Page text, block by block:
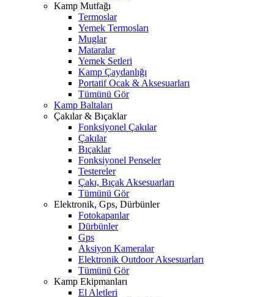
Kamp Mutfağı
Termoslar
Yemek Termosları
Muglar
Mataralar
Yemek Setleri
Kamp Çaydanlığı
Portatif Ocak & Aksesuarları
Tümünü Gör
Kamp Baltaları
Çakılar & Bıçaklar
Fonksiyonel Çakılar
Çakılar
Bıçaklar
Fonksiyonel Penseler
Testereler
Çakı, Bıçak Aksesuarları
Tümünü Gör
Elektronik, Gps, Dürbünler
Fotokapanlar
Dürbünler
Gps
Aksiyon Kameralar
Elektronik Outdoor Aksesuarları
Tümünü Gör
Kamp Ekipmanları
El Aletleri